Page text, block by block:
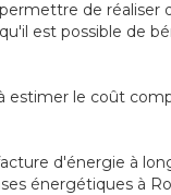
de réaliser
est possible de
estimer le coût
d'énergie à
énergétiques à